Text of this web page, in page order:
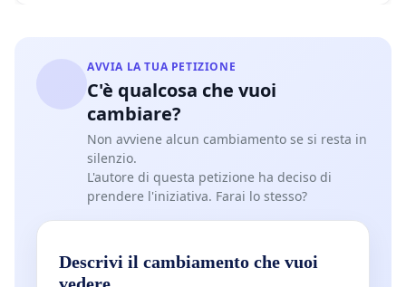
AVVIA LA TUA PETIZIONE
C'è qualcosa che vuoi
cambiare?
Non avviene alcun cambiamento se si resta in
silenzio.
L'autore di questa petizione ha deciso di
prendere l'iniziativa. Farai lo stesso?
Descrivi il cambiamento che vuoi